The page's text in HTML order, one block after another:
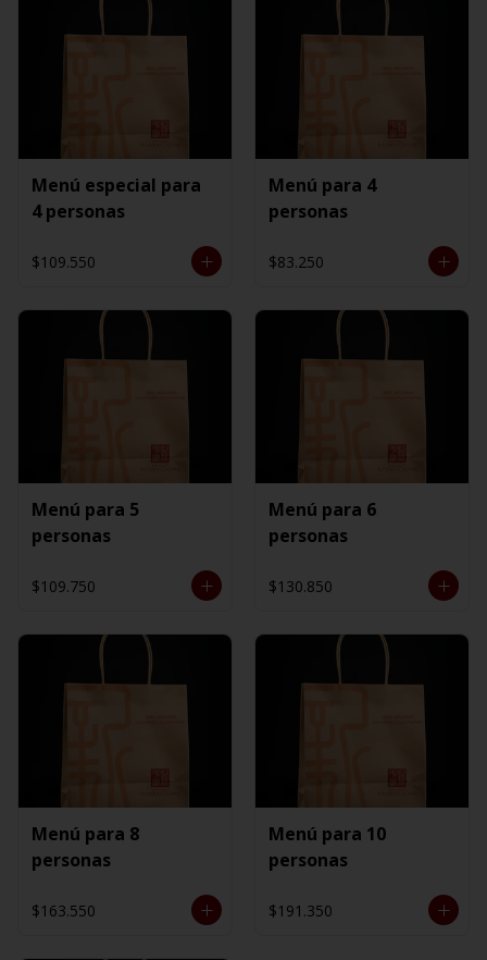
Menú especial para
4 personas
$109.550
Menú para 4
personas
$83.250
Menú para 5
personas
$109.750
Menú para 6
personas
$130.850
Menú para 8
personas
$163.550
Menú para 10
personas
$191.350